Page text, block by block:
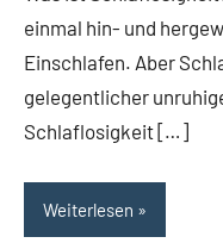
einmal hin- und
Einschlafen. Aber
gelegentlicher
Schlaflosigkeit […]
Weiterlesen